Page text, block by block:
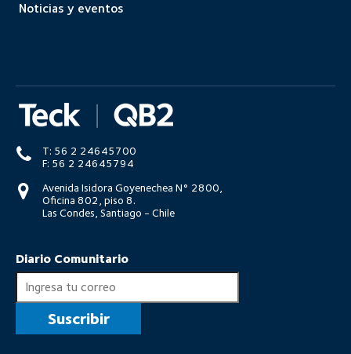
Noticias y eventos
T: 56 2 24645700
F: 56 2 24645794
Avenida Isidora Goyenechea N° 2800,
Oficina 802, piso 8.
Las Condes, Santiago - Chile
Diario Comunitario